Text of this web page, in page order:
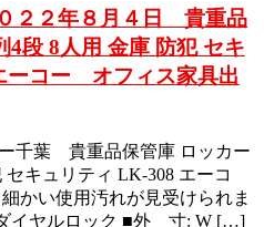
２２年８月４日 貴重品
4段 8人用 金庫 防犯 セキ
ーコー オフィス家具出
千葉 貴重品保管庫 ロッカー
セキュリティ LK-308 エーコ
かい使用汚れが見受けられま
イヤルロック ■外 寸: W […]